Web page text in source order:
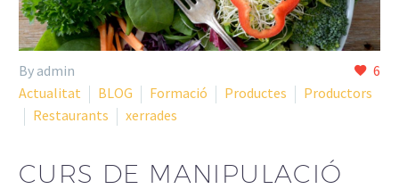
6
By admin
Actualitat
BLOG Formació Productes
Productors
Restaurants
xerrades
CURS DE MANIPULACIÓ